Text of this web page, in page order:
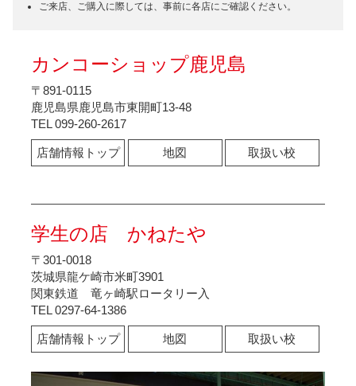
ご来店、ご購入に際しては、事前に各店にご確認ください。
カンコーショップ鹿児島
〒891-0115
鹿児島県鹿児島市東開町13-48
TEL 099-260-2617
店舗情報トップ 地図 取扱い校
学生の店 かねたや
〒301-0018
茨城県龍ケ崎市米町3901
関東鉄道 竜ヶ崎駅ロータリー入
TEL 0297-64-1386
店舗情報トップ 地図 取扱い校